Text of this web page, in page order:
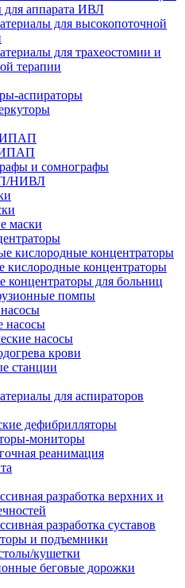
для аппарата ИВЛ
для высокопоточной
для трахеостомии и
терапии
аспираторы
и сомнографы
НИВЛ
маски
кислородные концентраторы
кислородные концентраторы
концентраторы для больниц
помпы
насосы
насосы
крови
станции
для аспираторов
дефибрилляторы
мониторы
реанимация
разработка верхних и
разработка суставов
и подъемники
кушетки
беговые дорожки